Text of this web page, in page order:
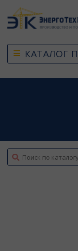
КАТАЛОГ
top